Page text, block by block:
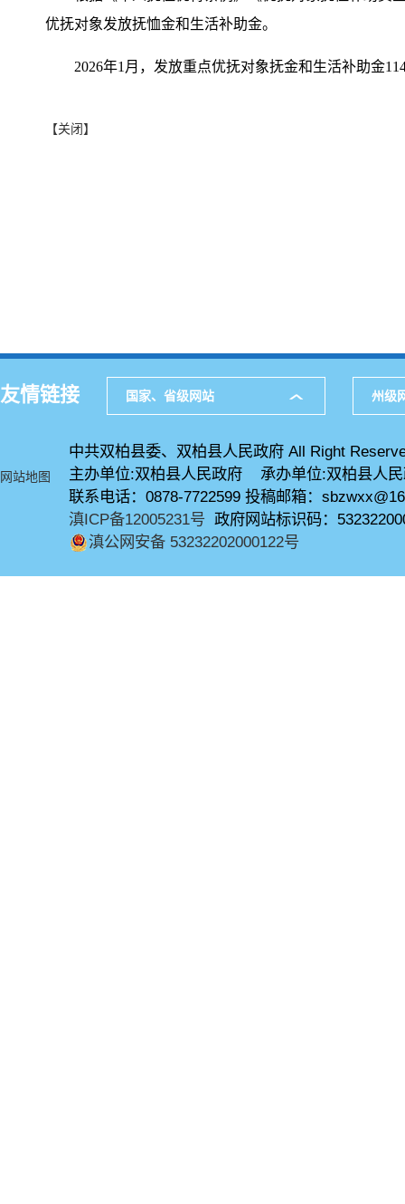
优抚对象发放抚恤金和生活补助金。
2026年1月，发放重点优抚对象抚金和生活补助金
【关闭】
友情链接 国家、省级网站 州级
网站地图
中共双柏县委、双柏县人民政府 All Right
主办单位:双柏县人民政府 承办单位:双柏县人
联系电话：0878-7722599 投稿邮箱：
滇ICP备12005231号 政府网站标识码：
滇公网安备 53232202000122号